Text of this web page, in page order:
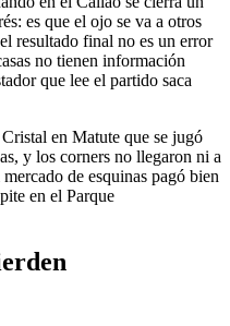
es que el ojo se va a otros
resultado final no es un error
no tienen información
que lee el partido saca
en Matute que se jugó
y los corners no llegaron ni a
de esquinas pagó bien
en el Parque